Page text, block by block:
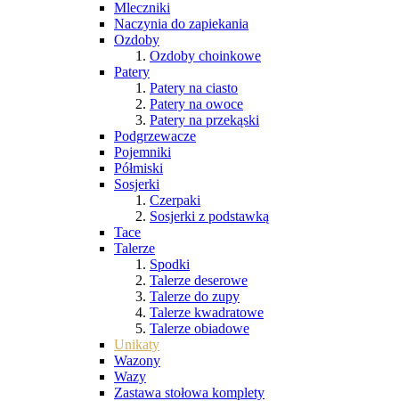
Mleczniki
Naczynia do zapiekania
Ozdoby
Ozdoby choinkowe
Patery
Patery na ciasto
Patery na owoce
Patery na przekąski
Podgrzewacze
Pojemniki
Półmiski
Sosjerki
Czerpaki
Sosjerki z podstawką
Tace
Talerze
Spodki
Talerze deserowe
Talerze do zupy
Talerze kwadratowe
Talerze obiadowe
Unikaty
Wazony
Wazy
Zastawa stołowa komplety